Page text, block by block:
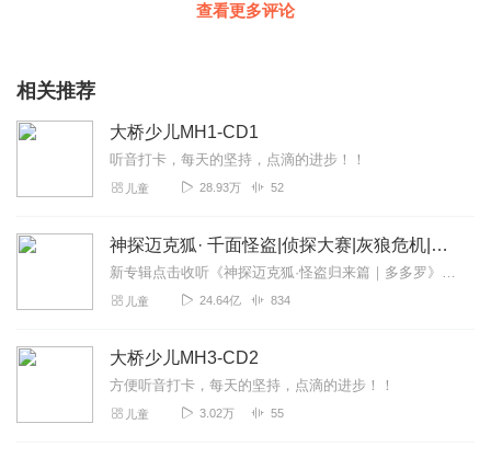
查看更多评论
相关推荐
大桥少儿MH1-CD1
听音打卡，每天的坚持，点滴的进步！！
儿童 28.93万 52
神探迈克狐· 千面怪盗|侦探大赛|灰狼危机|多多罗
新专辑点击收听《神探迈克狐·怪盗归来篇｜多多罗》！！！>>>点击进入主播橱窗购买《神探迈克狐》系列图书吧!<<<多多罗故事【点击前往】收听多多罗其他好玩有趣的故...
儿童 24.64亿 834
大桥少儿MH3-CD2
方便听音打卡，每天的坚持，点滴的进步！！
儿童 3.02万 55